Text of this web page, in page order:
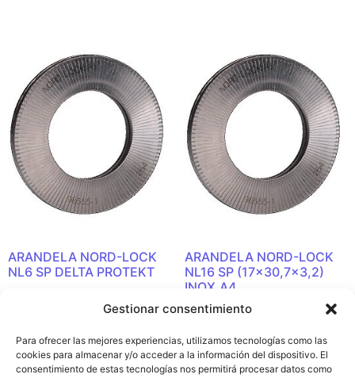
Gestionar consentimiento
Para ofrecer las mejores experiencias, utilizamos tecnologías como las
cookies para almacenar y/o acceder a la información del dispositivo. El
consentimiento de estas tecnologías nos permitirá procesar datos como
ARANDELA NORD-LOCK
NL6 SP DELTA PROTEKT
ARANDELA NORD-LOCK
NL16 SP (17×30,7×3,2)
INOX.A4